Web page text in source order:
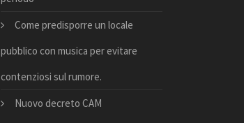
Come predisporre un locale
pubblico con musica per evitare
contenziosi sul rumore.
Nuovo decreto CAM